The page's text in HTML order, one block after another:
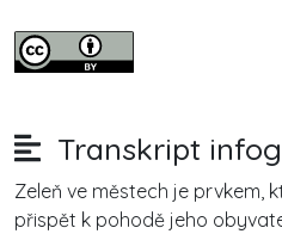
Transkript
Zeleň ve městech je prvkem,
přispět k pohodě jeho